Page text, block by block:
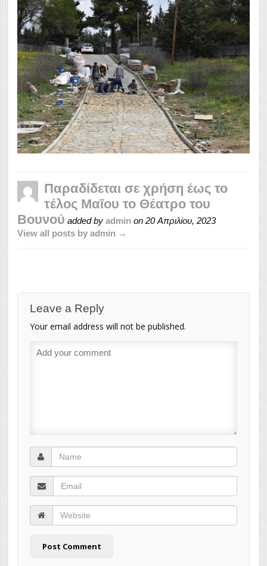
Παραδίδεται σε χρήση έως το
τέλος Μαΐου το Θέατρο του
Βουνού added by admin on 20 Απριλίου, 2023
View all posts by admin →
Leave a Reply
Your email address will not be published.